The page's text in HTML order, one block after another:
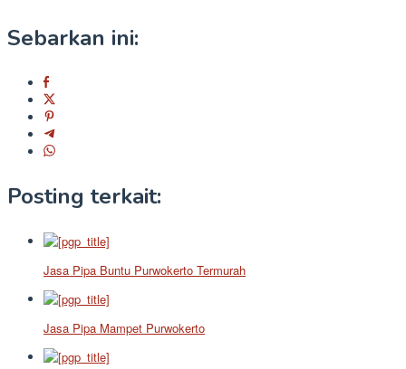
Sebarkan ini:
Posting terkait:
Jasa Pipa Buntu Purwokerto Termurah
Jasa Pipa Mampet Purwokerto